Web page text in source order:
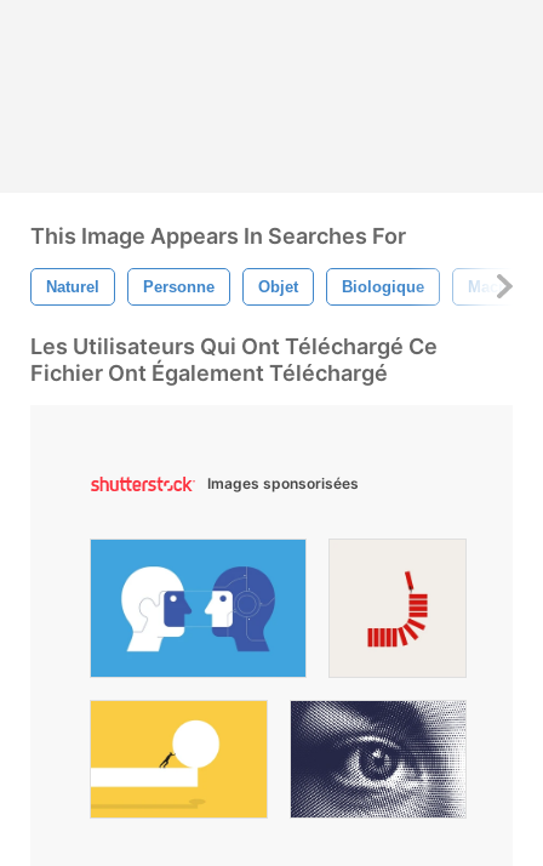
This Image Appears In Searches For
Naturel Personne Objet Biologique Macro
Les Utilisateurs Qui Ont Téléchargé Ce
Fichier Ont Également Téléchargé
Images sponsorisées